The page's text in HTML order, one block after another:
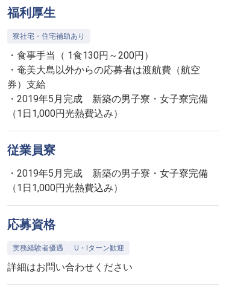
福利厚生
寮社宅・住宅補助あり
・食事手当（ 1食130円～200円）
・奄美大島以外からの応募者は渡航費（航空
券）支給
・2019年5月完成 新築の男子寮・女子寮完備
（1日1,000円光熱費込み）
従業員寮
・2019年5月完成 新築の男子寮・女子寮完備
（1日1,000円光熱費込み）
応募資格
実務経験者優遇 U・Iターン歓迎
詳細はお問い合わせください